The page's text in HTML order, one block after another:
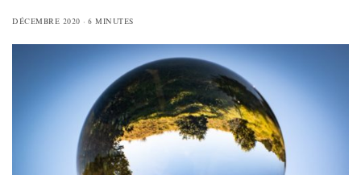
DÉCEMBRE 2020 6 MINUTES